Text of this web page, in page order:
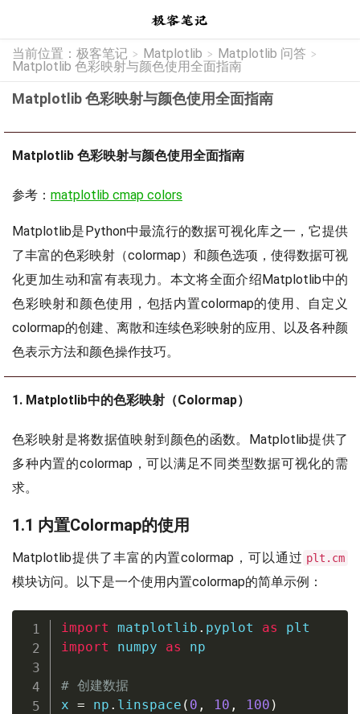
当前位置： 极客笔记 > Matplotlib > Matplotlib 问答 >
Matplotlib 色彩映射与颜色使用全面指南
Matplotlib 色彩映射与颜色使用全面指南
Matplotlib 色彩映射与颜色使用全面指南
参考： matplotlib cmap colors
Matplotlib是Python中最流行的数据可视化库之一，它提供
了丰富的色彩映射（colormap）和颜色选项，使得数据可视
化更加生动和富有表现力。本文将全面介绍Matplotlib中的
色彩映射和颜色使用，包括内置colormap的使用、自定义
colormap的创建、离散和连续色彩映射的应用、以及各种颜
色表示方法和颜色操作技巧。
1. Matplotlib中的色彩映射（Colormap）
色彩映射是将数据值映射到颜色的函数。Matplotlib提供了
多种内置的colormap，可以满足不同类型数据可视化的需
求。
1.1 内置Colormap的使用
Matplotlib提供了丰富的内置colormap，可以通过 plt.cm
模块访问。以下是一个使用内置colormap的简单示例：
import matplotlib . pyplot as
import numpy as np
# 创建数据
x = np . linspace ( 0 , 10 , 100 )